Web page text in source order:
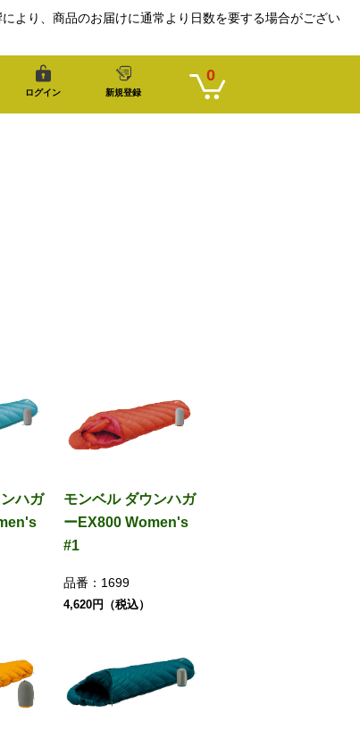
より、商品のお届けに通常より日数を要する場合がござい
ログイン 新規登録
0
ハガ
モンベル ダウンハガ
ーEX800 Women's
#1
品番： 1699
4,620円（税込）